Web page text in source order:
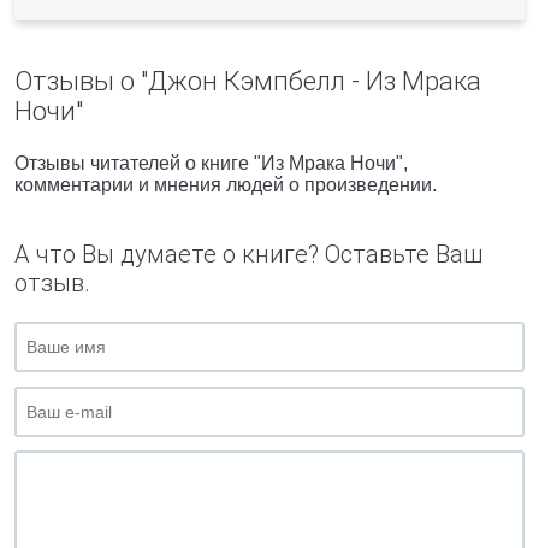
Отзывы о "Джон Кэмпбелл - Из Мрака
Ночи"
Отзывы читателей о книге "Из Мрака Ночи",
комментарии и мнения людей о произведении.
А что Вы думаете о книге? Оставьте Ваш
отзыв.